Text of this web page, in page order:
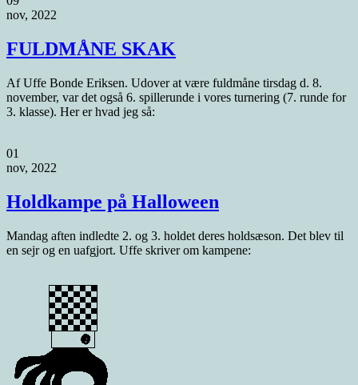
nov, 2022
FULDMÅNE SKAK
Af Uffe Bonde Eriksen. Udover at være fuldmåne tirsdag d. 8.
november, var det også 6. spillerunde i vores turnering (7. runde for
3. klasse). Her er hvad jeg så:
01
nov, 2022
Holdkampe på Halloween
Mandag aften indledte 2. og 3. holdet deres holdsæson. Det blev til
en sejr og en uafgjort. Uffe skriver om kampene: